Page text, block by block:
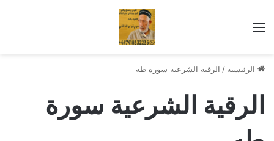
القائمة
الرئيسية / الرقية الشرعية سورة طه
الرقية الشرعية سورة